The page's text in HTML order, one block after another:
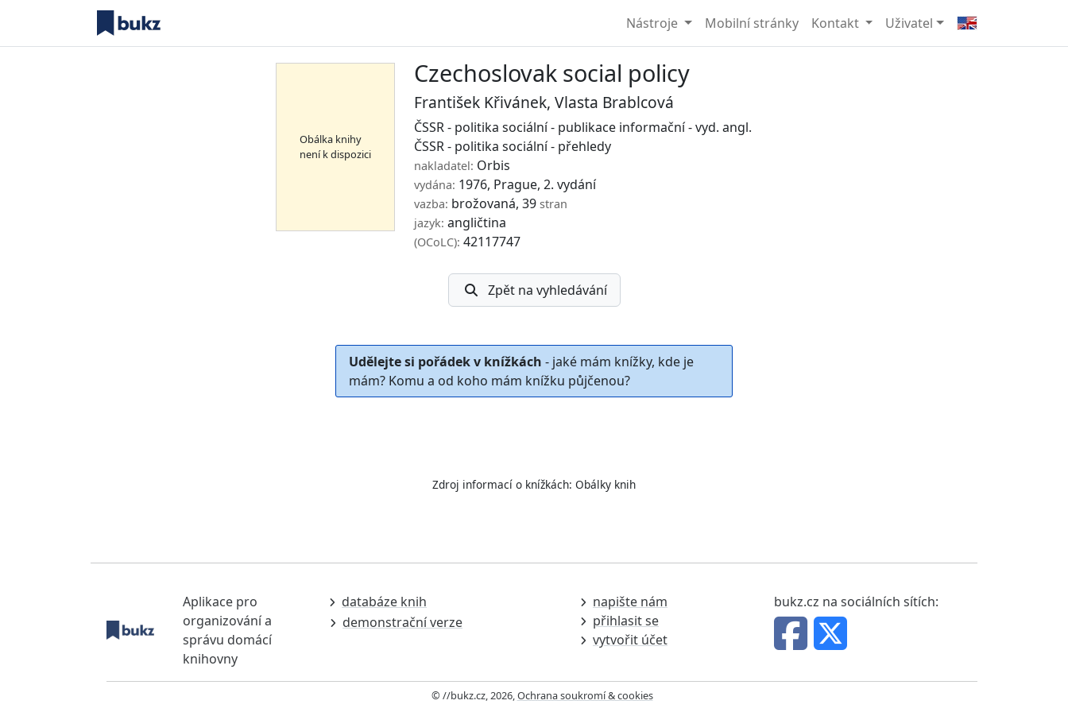
Nástroje Mobilní stránky Kontakt Uživatel
Obálka knihy
není k dispozici
Czechoslovak social policy
František Křivánek, Vlasta Brablcová
ČSSR - politika sociální - publikace informační - vyd. angl.
ČSSR - politika sociální - přehledy
nakladatel: Orbis
vydána: 1976, Prague, 2. vydání
vazba: brožovaná, 39 stran
jazyk: angličtina
(OCoLC): 42117747
Zpět na vyhledávání
Udělejte si pořádek v knížkách - jaké mám knížky, kde je
mám? Komu a od koho mám knížku půjčenou?
Zdroj informací o knížkách: Obálky knih
Aplikace pro
organizování a
správu domácí
knihovny
databáze knih
demonstrační verze
napište nám
přihlasit se
vytvořit účet
bukz.cz na sociálních sítích:
© //bukz.cz, 2026,Ochrana soukromí & cookies